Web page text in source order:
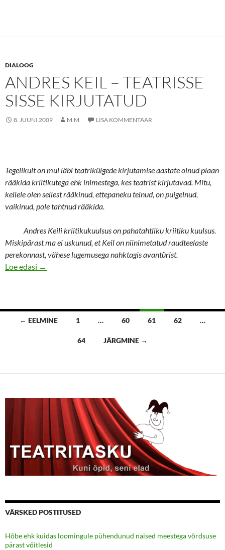
DIALOOG
ANDRES KEIL – TEATRISSE
SISSE KIRJUTATUD
8. JUUNI 2009 M.M. LISA KOMMENTAAR
Tegelikult on mul läbi teatrikülgede kirjutamise aastate olnud plaan
rääkida kriitikutega ehk inimestega, kes teatrist kirjutavad. Mitu,
kellele olen sellest rääkinud, ettepaneku teinud, on puigelnud,
vaikinud, pole tahtnud rääkida.
Andres Keili kriitikukuulsus on pahatahtliku kriitiku kuulsus.
Miskipärast ma ei uskunud, et Keil on niinimetatud raudteelaste
perekonnast, vähese lugemusega nahktagis avantürist.
Loe edasi Andres Keil – teatrisse sisse kirjutatud
→
Postituste
← EELMINE 1 … 60 61 62 …
64 JÄRGMINE →
VÄRSKED POSTITUSED
Hõbe ehk kuidas loomingule pühendunud naised meestega võrdsuse
pärast võitlesid